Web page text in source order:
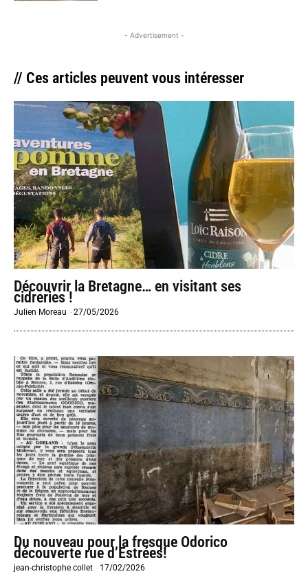
- Advertisement -
// Ces articles peuvent vous intéresser
Découvrir la Bretagne… en visitant ses
cidreries !
Julien Moreau -27/05/2026
Du nouveau pour la fresque Odorico
découverte rue d’Estrées!
jean-christophe collet - 17/02/2026